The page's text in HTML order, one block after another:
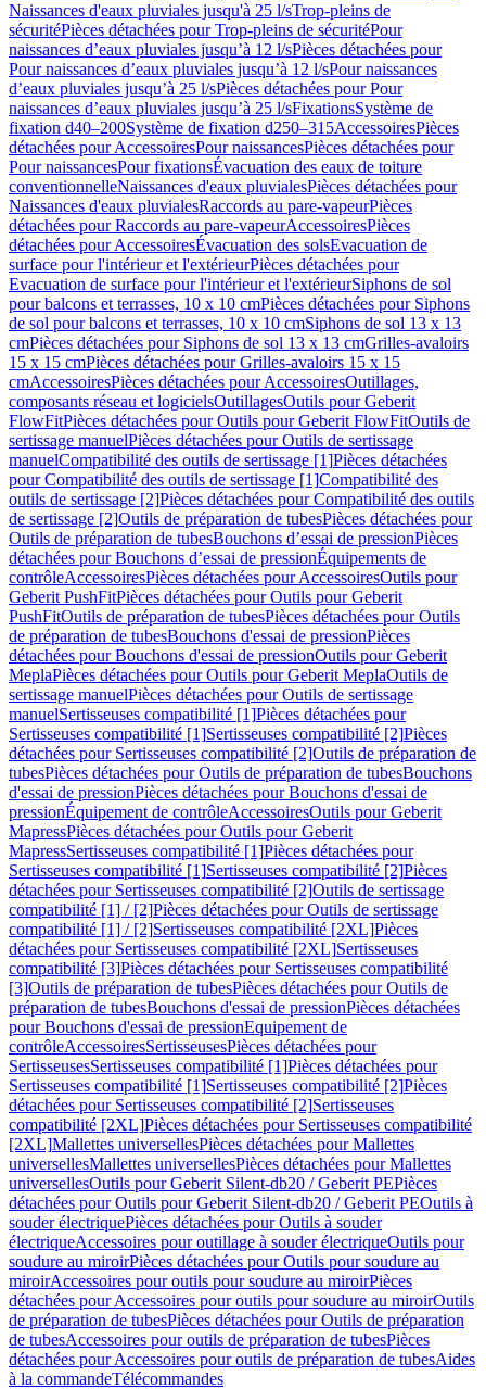
Naissances d'eaux pluviales jusqu'à 25 l/sTrop-pleins de
sécuritéPièces détachées pour Trop-pleins de sécuritéPour
naissances d’eaux pluviales jusqu’à 12 l/sPièces détachées pour
Pour naissances d’eaux pluviales jusqu’à 12 l/sPour naissances
d’eaux pluviales jusqu’à 25 l/sPièces détachées pour Pour
naissances d’eaux pluviales jusqu’à 25 l/sFixationsSystème de
fixation d40–200Système de fixation d250–315AccessoiresPièces
détachées pour AccessoiresPour naissancesPièces détachées pour
Pour naissancesPour fixationsÉvacuation des eaux de toiture
conventionnelleNaissances d'eaux pluvialesPièces détachées pour
Naissances d'eaux pluvialesRaccords au pare-vapeurPièces
détachées pour Raccords au pare-vapeurAccessoiresPièces
détachées pour AccessoiresÉvacuation des solsEvacuation de
surface pour l'intérieur et l'extérieurPièces détachées pour
Evacuation de surface pour l'intérieur et l'extérieurSiphons de sol
pour balcons et terrasses, 10 x 10 cmPièces détachées pour Siphons
de sol pour balcons et terrasses, 10 x 10 cmSiphons de sol 13 x 13
cmPièces détachées pour Siphons de sol 13 x 13 cmGrilles-avaloirs
15 x 15 cmPièces détachées pour Grilles-avaloirs 15 x 15
cmAccessoiresPièces détachées pour AccessoiresOutillages,
composants réseau et logicielsOutillagesOutils pour Geberit
FlowFitPièces détachées pour Outils pour Geberit FlowFitOutils de
sertissage manuelPièces détachées pour Outils de sertissage
manuelCompatibilité des outils de sertissage [1]Pièces détachées
pour Compatibilité des outils de sertissage [1]Compatibilité des
outils de sertissage [2]Pièces détachées pour Compatibilité des outils
de sertissage [2]Outils de préparation de tubesPièces détachées pour
Outils de préparation de tubesBouchons d’essai de pressionPièces
détachées pour Bouchons d’essai de pressionÉquipements de
contrôleAccessoiresPièces détachées pour AccessoiresOutils pour
Geberit PushFitPièces détachées pour Outils pour Geberit
PushFitOutils de préparation de tubesPièces détachées pour Outils
de préparation de tubesBouchons d'essai de pressionPièces
détachées pour Bouchons d'essai de pressionOutils pour Geberit
MeplaPièces détachées pour Outils pour Geberit MeplaOutils de
sertissage manuelPièces détachées pour Outils de sertissage
manuelSertisseuses compatibilité [1]Pièces détachées pour
Sertisseuses compatibilité [1]Sertisseuses compatibilité [2]Pièces
détachées pour Sertisseuses compatibilité [2]Outils de préparation de
tubesPièces détachées pour Outils de préparation de tubesBouchons
d'essai de pressionPièces détachées pour Bouchons d'essai de
pressionÉquipement de contrôleAccessoiresOutils pour Geberit
MapressPièces détachées pour Outils pour Geberit
MapressSertisseuses compatibilité [1]Pièces détachées pour
Sertisseuses compatibilité [1]Sertisseuses compatibilité [2]Pièces
détachées pour Sertisseuses compatibilité [2]Outils de sertissage
compatibilité [1] / [2]Pièces détachées pour Outils de sertissage
compatibilité [1] / [2]Sertisseuses compatibilité [2XL]Pièces
détachées pour Sertisseuses compatibilité [2XL]Sertisseuses
compatibilité [3]Pièces détachées pour Sertisseuses compatibilité
[3]Outils de préparation de tubesPièces détachées pour Outils de
préparation de tubesBouchons d'essai de pressionPièces détachées
pour Bouchons d'essai de pressionEquipement de
contrôleAccessoiresSertisseusesPièces détachées pour
SertisseusesSertisseuses compatibilité [1]Pièces détachées pour
Sertisseuses compatibilité [1]Sertisseuses compatibilité [2]Pièces
détachées pour Sertisseuses compatibilité [2]Sertisseuses
compatibilité [2XL]Pièces détachées pour Sertisseuses compatibilité
[2XL]Mallettes universellesPièces détachées pour Mallettes
universellesMallettes universellesPièces détachées pour Mallettes
universellesOutils pour Geberit Silent-db20 / Geberit PEPièces
détachées pour Outils pour Geberit Silent-db20 / Geberit PEOutils à
souder électriquePièces détachées pour Outils à souder
électriqueAccessoires pour outillage à souder électriqueOutils pour
soudure au miroirPièces détachées pour Outils pour soudure au
miroirAccessoires pour outils pour soudure au miroirPièces
détachées pour Accessoires pour outils pour soudure au miroirOutils
de préparation de tubesPièces détachées pour Outils de préparation
de tubesAccessoires pour outils de préparation de tubesPièces
détachées pour Accessoires pour outils de préparation de tubesAides
à la commandeTélécommandes